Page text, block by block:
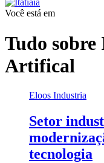
Você está em
Tudo sobre
Artifical
Eloos Industria
Setor
tecnologia